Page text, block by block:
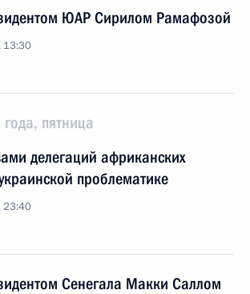
ЮАР Сирилом Рамафозой
13:30
пятница
делегаций африканских
проблематике
23:40
Сенегала Макки Саллом